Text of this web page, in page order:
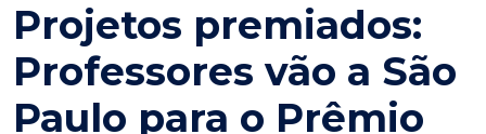
Projetos premiados:
Professores vão a São
Paulo para o Prêmio